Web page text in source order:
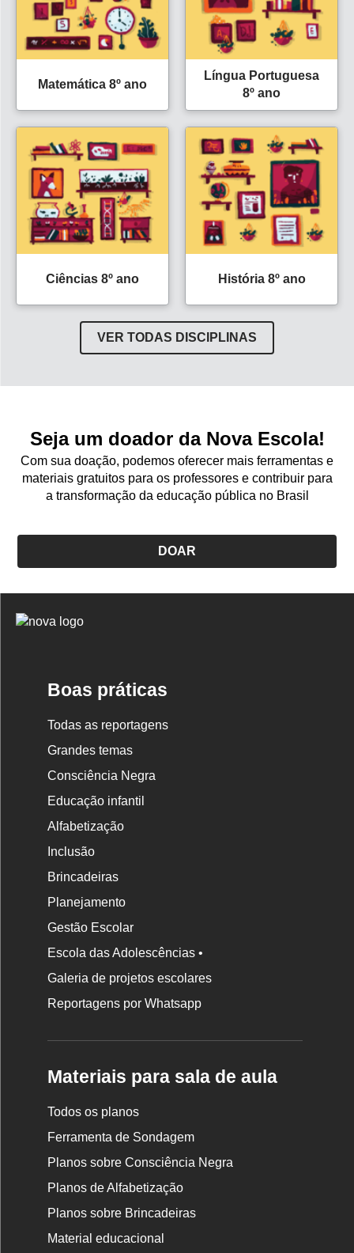
Matemática 8º ano
Língua Portuguesa
8º ano
Ciências 8º ano História 8º ano
VER TODAS DISCIPLINAS
Seja um doador da Nova Escola!
Com sua doação, podemos oferecer mais ferramentas e
materiais gratuitos para os professores e contribuir para
a transformação da educação pública no Brasil
DOAR
Logo
Boas práticas
Todas as reportagens
Grandes temas
Consciência Negra
Educação infantil
Alfabetização
Inclusão
Brincadeiras
Planejamento
Gestão Escolar
Escola das Adolescências •
Galeria de projetos escolares
Reportagens por Whatsapp
Materiais para sala de aula
Todos os planos
Ferramenta de Sondagem
Planos sobre Consciência Negra
Planos de Alfabetização
Planos sobre Brincadeiras
Material educacional